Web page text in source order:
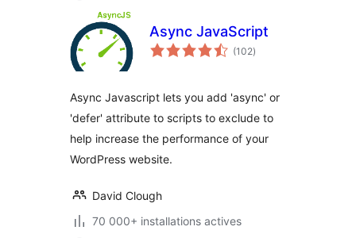
Async JavaScript
(102notes
en
)
Async Javascript lets you add 'async' or
'defer' attribute to scripts to exclude to
help increase the performance of your
WordPress website.
David Clough
70 000+ installations actives